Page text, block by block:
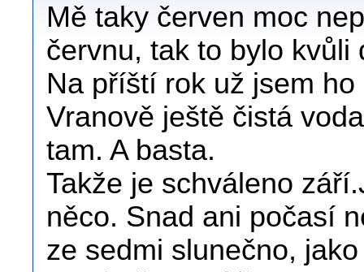
Mě taky červen moc
červnu, tak to bylo kvůli
Na příští rok už jsem
Vranově ještě čistá
tam. A basta.
Takže je schváleno
něco. Snad ani počasí
ze sedmi slunečno,